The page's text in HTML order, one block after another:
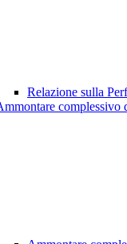
Relazione sulla
complessivo